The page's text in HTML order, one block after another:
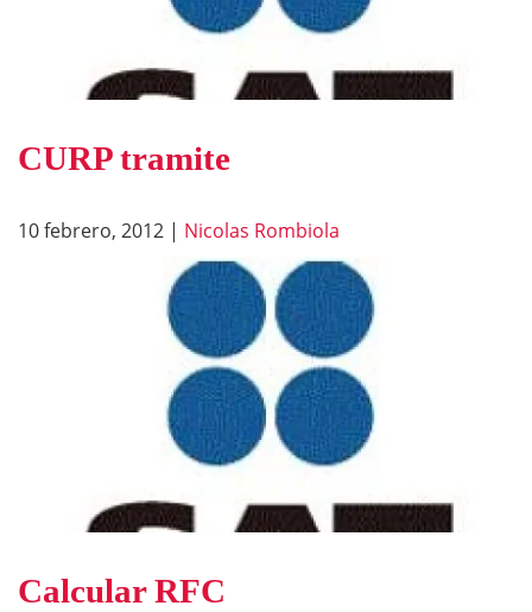
CURP tramite
10 febrero, 2012 | Nicolas Rombiola
Calcular RFC